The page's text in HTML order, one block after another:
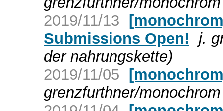
2019/11/13
Submissions Open! j.
der nahrungskette)
2019/11/05
grenzfurthner/